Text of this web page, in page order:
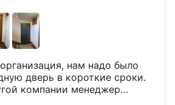
нам надо было
дверь в короткие сроки.
компании менеджер
быстро предоставил нам